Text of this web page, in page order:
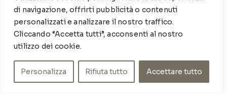
di navigazione, offrirti pubblicità o contenuti
personalizzati e analizzare il nostro traffico.
Cliccando “Accetta tutti”, acconsenti al nostro
utilizzo dei cookie.
Personalizza Rifiuta tutto Accettare tutto
mare
: 080 917 78 89
WZ: 329 6510725
info@poishome.it
Chi siamo